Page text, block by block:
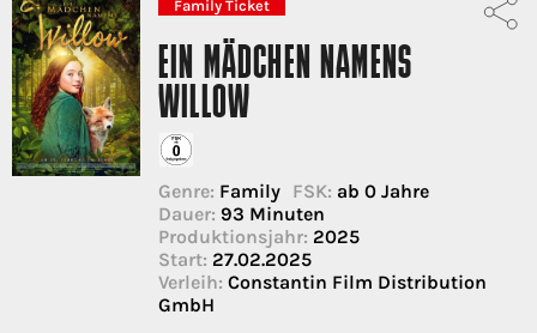
Family Ticket
EIN MÄDCHEN NAMENS
WILLOW
Genre: Family FSK: ab 0 Jahre
Dauer: 93 Minuten
Produktionsjahr: 2025
Start: 27.02.2025
Verleih: Constantin Film Distribution
GmbH